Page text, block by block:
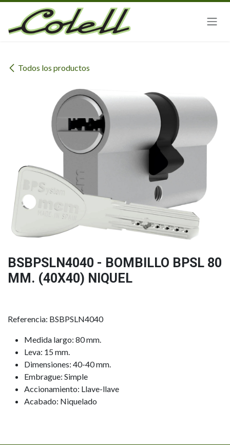
Ir al contenido
Todos los productos
BSBPSLN4040 - BOMBILLO BPSL 80
MM. (40X40) NIQUEL
Referencia: BSBPSLN4040
Medida largo: 80 mm.
Leva: 15 mm.
Dimensiones: 40-40 mm.
Embrague: Simple
Accionamiento: Llave-llave
Acabado: Niquelado